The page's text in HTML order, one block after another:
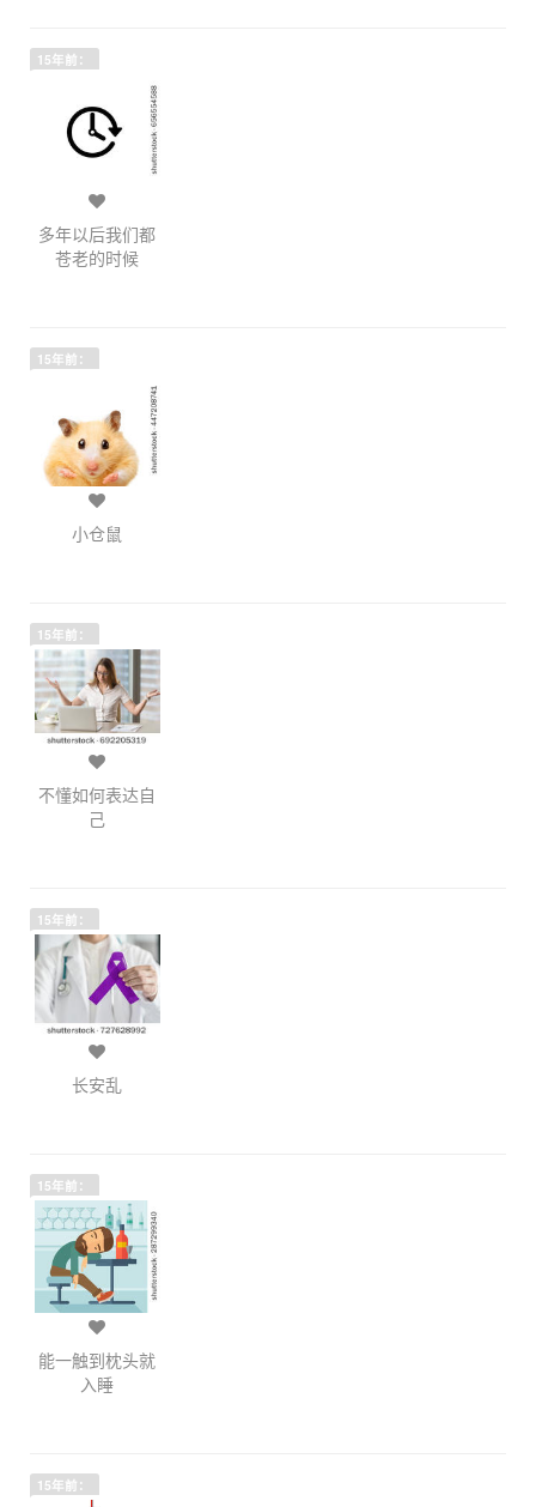
15年前：
多年以后我们都
苍老的时候
15年前：
小仓鼠
15年前：
不懂如何表达自
己
15年前：
长安乱
15年前：
能一触到枕头就
入睡
15年前：